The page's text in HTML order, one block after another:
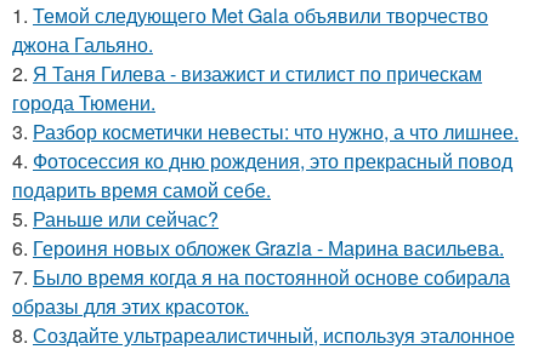
1. Темой следующего Met Gala объявили творчество
джона Гальяно.
2. Я Таня Гилева - визажист и стилист по прическам
города Тюмени.
3. Разбор косметички невесты: что нужно, а что лишнее.
4. Фотосессия ко дню рождения, это прекрасный повод
подарить время самой себе.
5. Раньше или сейчас?
6. Героиня новых обложек Grazia - Марина васильева.
7. Было время когда я на постоянной основе собирала
образы для этих красоток.
8. Создайте ультрареалистичный, используя эталонное